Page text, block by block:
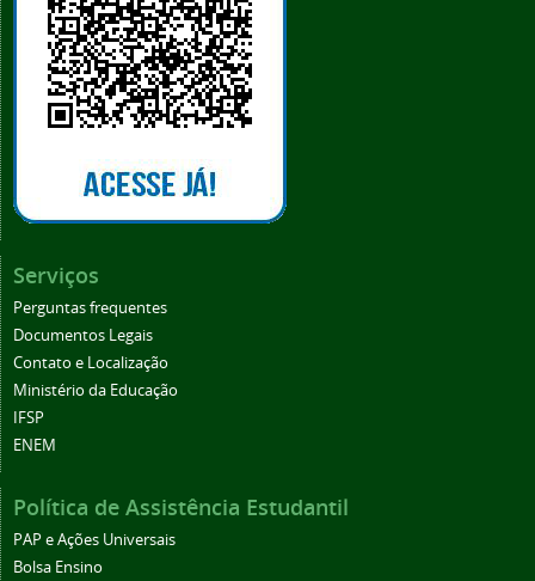
Serviços
Perguntas frequentes
Documentos Legais
Contato e Localização
Ministério da Educação
IFSP
ENEM
Política de Assistência Estudantil
PAP e Ações Universais
Bolsa Ensino